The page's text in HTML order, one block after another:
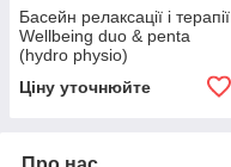
Басейн релаксації і терапії
Wellbeing duo & penta
(hydro physio)
Ціну уточнюйте